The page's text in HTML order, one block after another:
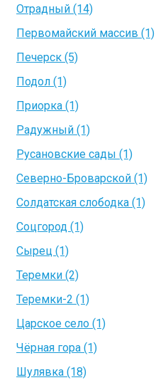
Отрадный (14)
Первомайский массив (1)
Печерск (5)
Подол (1)
Приорка (1)
Радужный (1)
Русановские сады (1)
Северно-Броварской (1)
Солдатская слободка (1)
Соцгород (1)
Сырец (1)
Теремки (2)
Теремки-2 (1)
Царское село (1)
Чёрная гора (1)
Шулявка (18)